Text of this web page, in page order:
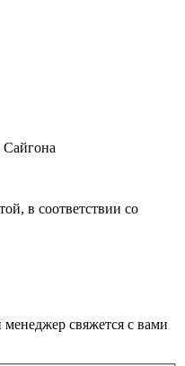
в соответствии со
свяжется с вами